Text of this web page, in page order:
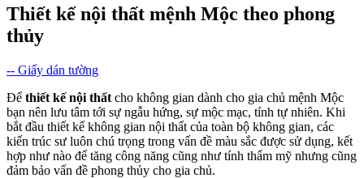
Thiết kế nội thất mệnh Mộc theo phong
thủy
-- Giấy dán tường
Để thiết kế nội thất cho không gian dành cho gia chủ mệnh Mộc
bạn nên lưu tâm tới sự ngẫu hứng, sự mộc mạc, tính tự nhiên. Khi
bắt đầu thiết kế không gian nội thất của toàn bộ không gian, các
kiến trúc sư luôn chú trọng trong vấn đề màu sắc được sử dụng, kết
hợp như nào để tăng công năng cũng như tính thẩm mỹ nhưng cũng
đảm bảo vấn đề phong thủy cho gia chủ.